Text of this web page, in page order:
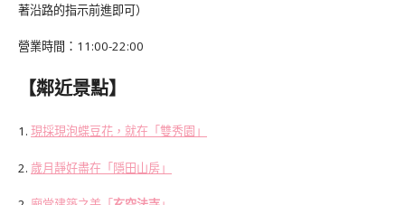
著沿路的指示前進即可）
營業時間：11:00-22:00
【鄰近景點】
1. 現採現泡蝶豆花，就在「雙秀園」
2. 歲月靜好盡在「隱田山房」